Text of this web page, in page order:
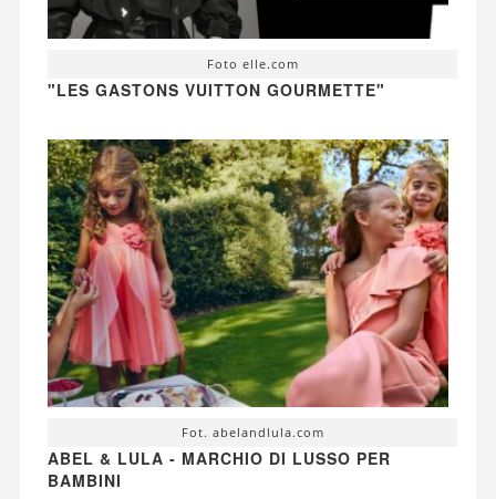
Foto elle.com
"LES GASTONS VUITTON GOURMETTE"
Fot. abelandlula.com
ABEL & LULA - MARCHIO DI LUSSO PER
BAMBINI